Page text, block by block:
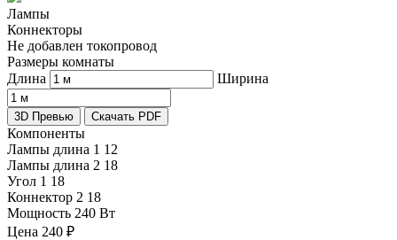
Лампы
Коннекторы
Не добавлен токопровод
Размеры комнаты
Длина
Ширина
3D Превью Скачать PDF
Компоненты
Лампы длина 1 12
Лампы длина 2 18
Угол 1 18
Коннектор 2 18
Мощность 240 Вт
Цена 240 ₽